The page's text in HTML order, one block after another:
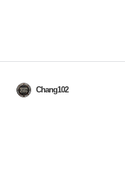
Chang102